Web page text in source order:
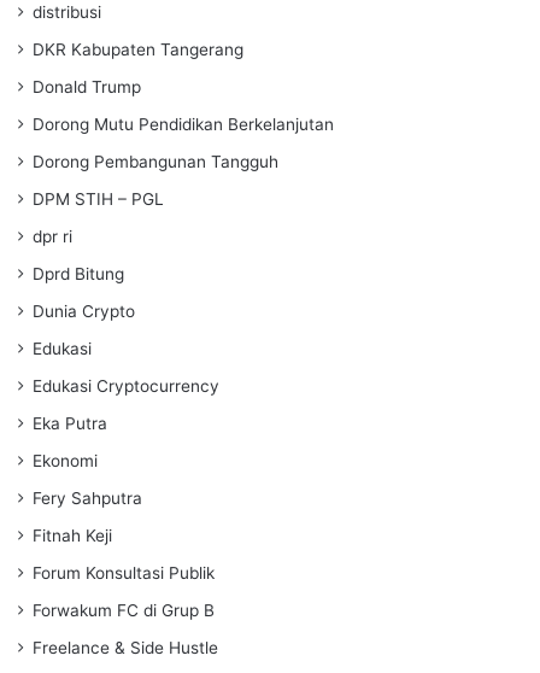
distribusi
DKR Kabupaten Tangerang
Donald Trump
Dorong Mutu Pendidikan Berkelanjutan
Dorong Pembangunan Tangguh
DPM STIH – PGL
dpr ri
Dprd Bitung
Dunia Crypto
Edukasi
Edukasi Cryptocurrency
Eka Putra
Ekonomi
Fery Sahputra
Fitnah Keji
Forum Konsultasi Publik
Forwakum FC di Grup B
Freelance & Side Hustle